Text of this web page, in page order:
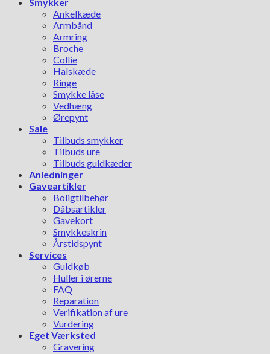
Smykker
Ankelkæde
Armbånd
Armring
Broche
Collie
Halskæde
Ringe
Smykke låse
Vedhæng
Ørepynt
Sale
Tilbuds smykker
Tilbuds ure
Tilbuds guldkæder
Anledninger
Gaveartikler
Boligtilbehør
Dåbsartikler
Gavekort
Smykkeskrin
Årstidspynt
Services
Guldkøb
Huller i ørerne
FAQ
Reparation
Verifikation af ure
Vurdering
Eget Værksted
Gravering